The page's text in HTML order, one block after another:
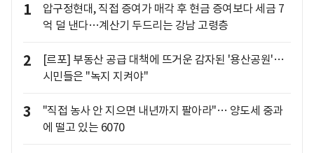
1
압구정현대, 직접 증여가 매각 후 현금 증여보다 세금 7
억 덜 낸다…계산기 두드리는 강남 고령층
2
[르포] 부동산 공급 대책에 뜨거운 감자된 '용산공원'…
시민들은 "녹지 지켜야"
3
"직접 농사 안 지으면 내년까지 팔아라"… 양도세 중과
에 떨고 있는 6070